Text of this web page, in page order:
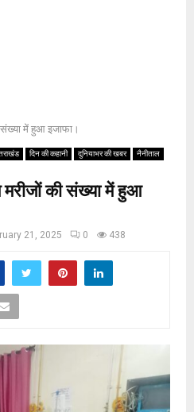
संख्या में हुआ इजाफा।
दिन की कहानी दुनियाभर की खबर
नैनीताल
की संख्या में हुआ
21, 2025 0 438